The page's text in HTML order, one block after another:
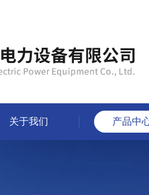
关于我们 产品中